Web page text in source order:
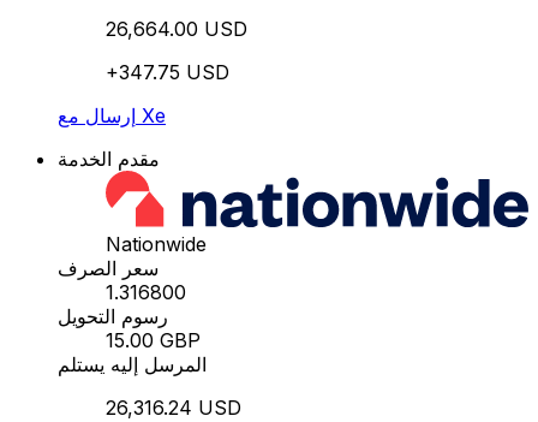
26,664.00 USD
+347.75 USD
إرسال مع Xe
مقدم الخدمة
Nationwide
سعر الصرف
1.316800
رسوم التحويل
15.00 GBP
المرسل إليه يستلم
26,316.24 USD